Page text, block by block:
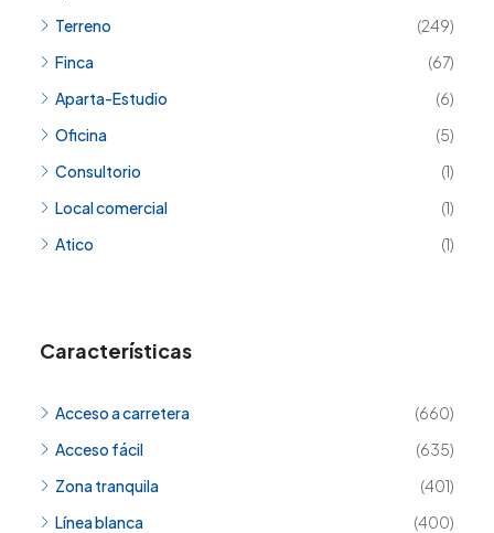
Terreno
(249)
Finca
(67)
Aparta-Estudio
(6)
Oficina
(5)
Consultorio
(1)
Local comercial
(1)
Atico
(1)
Características
Acceso a carretera
(660)
Acceso fácil
(635)
Zona tranquila
(401)
Línea blanca
(400)